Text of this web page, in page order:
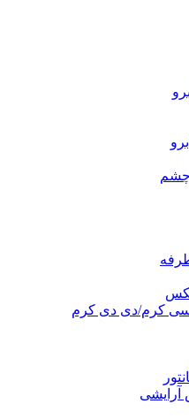
کرم/دی دی کرم
آرایشی